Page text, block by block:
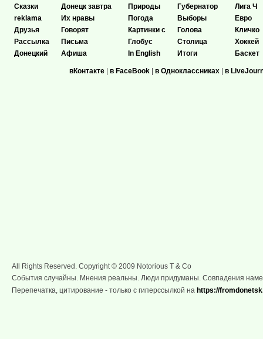
Сказки
reklama
Друзья
Рассылка
Донецкий
Донецк завтра
Их нравы
Говорят
Письма
Афиша
Природы
Погода
Картинки с
Глобус
In English
Губернатор
Выборы
Голова
Столица
Итоги
Лига Ч
Евро
Кличко
Хоккей
Баскет
вКонтакте в FaceBook в Одноклассниках в
All Rights Reserved. Copyright © 2009 Notorious T & Co
События случайны. Мнения реальны. Люди придуманы. Совпадения
Перепечатка, цитирование - только с гиперссылкой на https://